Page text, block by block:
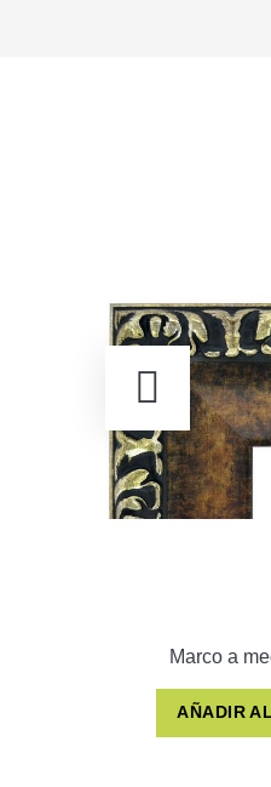
Marco a
AÑADIR